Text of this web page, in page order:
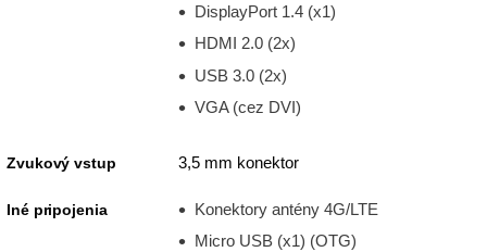
DisplayPort 1.4 (x1)
HDMI 2.0 (2x)
USB 3.0 (2x)
VGA (cez DVI)
Zvukový vstup 3,5 mm konektor
Iné pripojenia
Konektory antény 4G/LTE
Micro USB (x1) (OTG)